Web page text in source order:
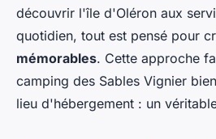
découvrir l'île d'Oléron aux
quotidien, tout est pensé pour
mémorables. Cette approche
camping des Sables Vignier
lieu d'hébergement : un